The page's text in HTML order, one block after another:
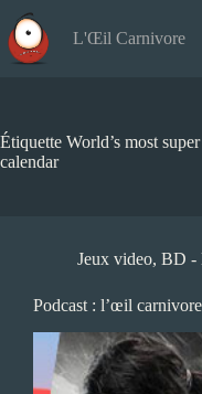
au
contenu
L'Œil Carnivore
Étiquette World’s most
calendar
Jeux video, BD -
Podcast : l’œil